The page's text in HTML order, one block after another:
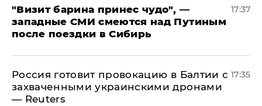
"Визит барина принес чудо", —
западные СМИ смеются над Путиным
после поездки в Сибирь
17:37
​Россия готовит провокацию в Балтии с
захваченными украинскими дронами
— Reuters
17:35